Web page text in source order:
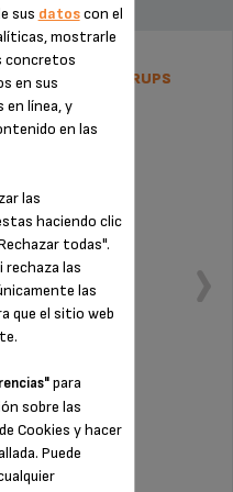
NESPRESSO KRUPS
de 6 meses!
sus datoscon el
mostrarle
concretos
en sus
en línea, y
en las
las
haciendo clic
todas".
rechaza las
las
que el sitio web
para
sobre las
Cookies y hacer
Puede